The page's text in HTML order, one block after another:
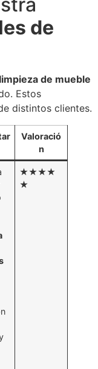
de
limpieza de mueble
Estos
distintos clientes.
Valoració
n
★★★★
★